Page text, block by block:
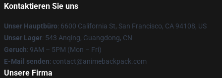
Kontaktieren Sie uns
Unser Hauptbüro: 6600 California St, San Francisco, CA 94108, US
Unser Lager: 543 Anqing, Guangdong, CN
Geruch: 9AM – 5PM (Mon – Fri)
E-Mail senden: contact@animebackpack.com
Unsere Firma